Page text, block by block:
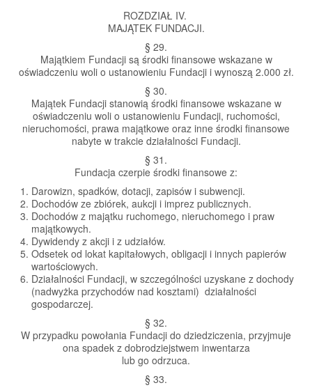
ROZDZIAŁ IV.
MAJĄTEK FUNDACJI.
§ 29.
Majątkiem Fundacji są środki finansowe wskazane w
oświadczeniu woli o ustanowieniu Fundacji i wynoszą 2.000 zł.
§ 30.
Majątek Fundacji stanowią środki finansowe wskazane w
oświadczeniu woli o ustanowieniu Fundacji, ruchomości,
nieruchomości, prawa majątkowe oraz inne środki finansowe
nabyte w trakcie działalności Fundacji.
§ 31.
Fundacja czerpie środki finansowe z:
Darowizn, spadków, dotacji, zapisów i subwencji.
Dochodów ze zbiórek, aukcji i imprez publicznych.
Dochodów z majątku ruchomego, nieruchomego i praw
majątkowych.
Dywidendy z akcji i z udziałów.
Odsetek od lokat kapitałowych, obligacji i innych papierów
wartościowych.
Działalności Fundacji, w szczególności uzyskane z dochody
(nadwyżka przychodów nad kosztami) działalności
gospodarczej.
§ 32.
W przypadku powołania Fundacji do dziedziczenia, przyjmuje
ona spadek z dobrodziejstwem inwentarza
lub go odrzuca.
§ 33.